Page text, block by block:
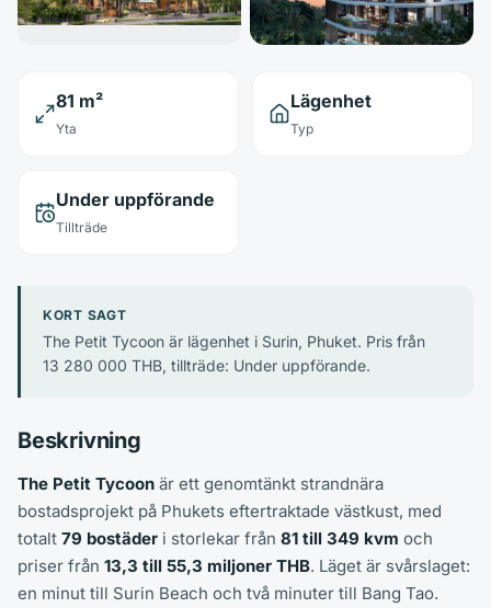
81 m²
Yta
Lägenhet
Typ
Under uppförande
Tillträde
KORT SAGT
The Petit Tycoon är lägenhet i Surin, Phuket. Pris från
13 280 000 THB, tillträde: Under uppförande.
Beskrivning
The Petit Tycoon är ett genomtänkt strandnära
bostadsprojekt på Phukets eftertraktade västkust, med
totalt 79 bostäder i storlekar från 81 till 349 kvm och
priser från 13,3 till 55,3 miljoner THB. Läget är svårslaget:
en minut till Surin Beach och två minuter till Bang Tao.